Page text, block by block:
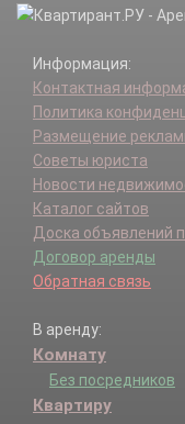
Информация:
Контактная
Политика
Размещение
Советы юриста
Новости
Каталог сайтов
Доска объявлений
Договор аренды
Обратная связь
В аренду:
Комнату
Без посредников
Квартиру